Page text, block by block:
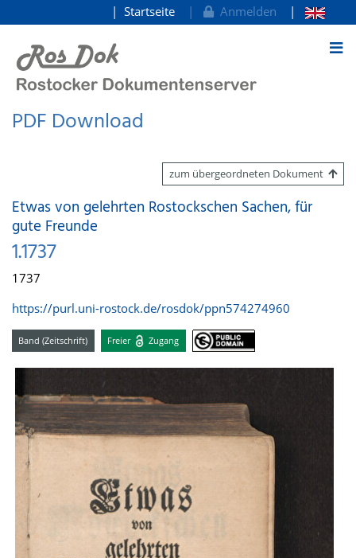
zum Inhalt
Startseite Anmelden
PDF Download
zum übergeordneten Dokument
Etwas von gelehrten Rostockschen Sachen, für
gute Freunde
1.1737
1737
https://purl.uni-rostock.de/rosdok/ppn574274960
Band (Zeitschrift) Freier Zugang